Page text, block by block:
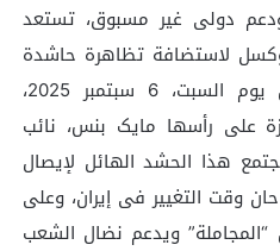
دولی غیر مسبوق، تستعد
لاستضافة تظاهرة حاشدة
لعشرات الآلاف من الإیرانیین یوم السبت، 6 سبتمبر 2025،
على رأسها مایک بنس، نائب
هذا الحشد الهائل لإیصال
وقت التغییر فی إیران، وعلى
ویدعم نضال الشعب